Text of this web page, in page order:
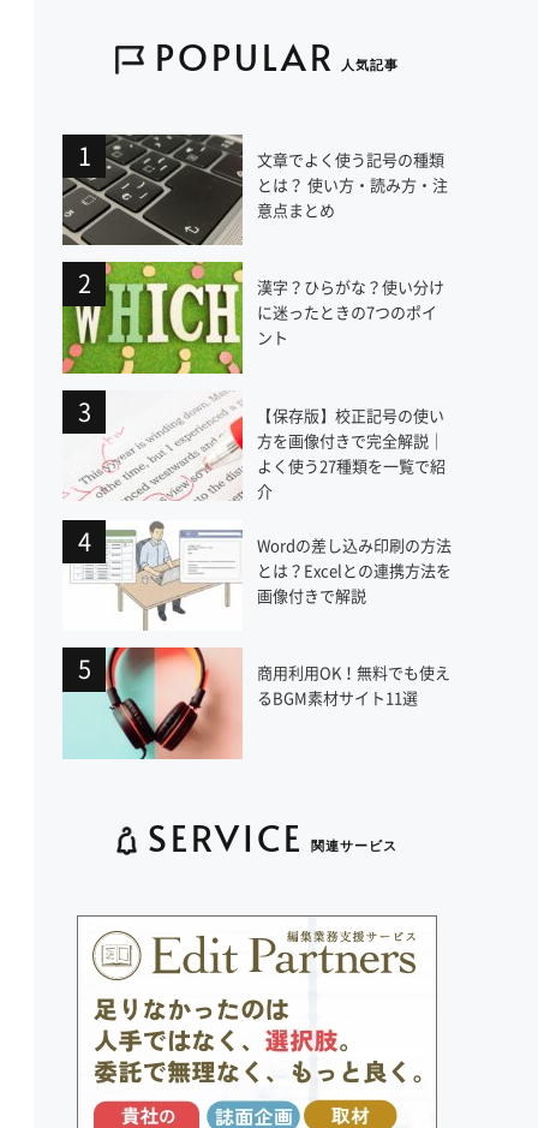
POPULAR 人気記事
文章でよく使う記号の種類
とは？ 使い方・読み方・注
意点まとめ
漢字？ひらがな？使い分け
に迷ったときの7つのポイ
ント
【保存版】校正記号の使い
方を画像付きで完全解説｜
よく使う27種類を一覧で紹
介
Wordの差し込み印刷の方法
とは？Excelとの連携方法を
画像付きで解説
商用利用OK！無料でも使え
るBGM素材サイト11選
SERVICE 関連サービス